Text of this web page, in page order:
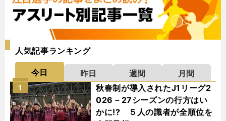
人気記事ランキング
今日 昨日 週間
月間
秋春制が導入されたJ1リーグ2
026－27シーズンの行方はい
かに!? ５人の識者が全順位を
1